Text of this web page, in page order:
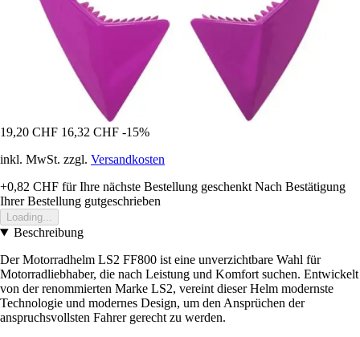
19,20 CHF 16,32 CHF -15%
inkl. MwSt. zzgl. Versandkosten
+0,82 CHF für Ihre nächste Bestellung geschenkt Nach Bestätigung
Ihrer Bestellung gutgeschrieben
Loading...
Beschreibung
Der Motorradhelm LS2 FF800 ist eine unverzichtbare Wahl für
Motorradliebhaber, die nach Leistung und Komfort suchen. Entwickelt
von der renommierten Marke LS2, vereint dieser Helm modernste
Technologie und modernes Design, um den Ansprüchen der
anspruchsvollsten Fahrer gerecht zu werden.